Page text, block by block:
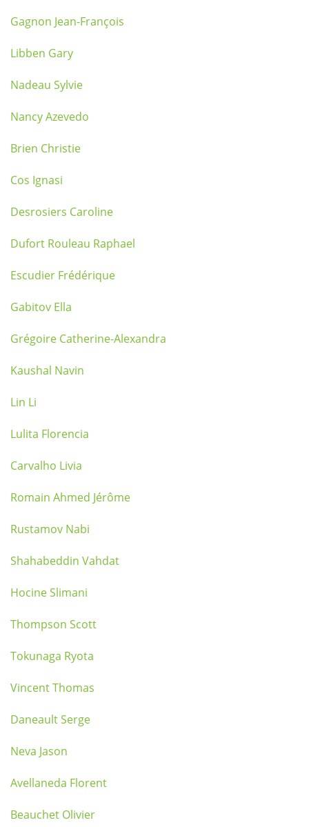
Gagnon Jean-François
Libben Gary
Nadeau Sylvie
Nancy Azevedo
Brien Christie
Cos Ignasi
Desrosiers Caroline
Dufort Rouleau Raphael
Escudier Frédérique
Gabitov Ella
Grégoire Catherine-Alexandra
Kaushal Navin
Lin Li
Lulita Florencia
Carvalho Livia
Romain Ahmed Jérôme
Rustamov Nabi
Shahabeddin Vahdat
Hocine Slimani
Thompson Scott
Tokunaga Ryota
Vincent Thomas
Daneault Serge
Neva Jason
Avellaneda Florent
Beauchet Olivier